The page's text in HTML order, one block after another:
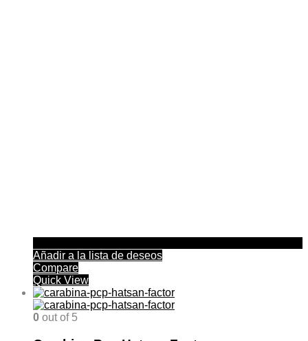
Añadir a la lista de deseos
Compare
Quick View
0 out of 5